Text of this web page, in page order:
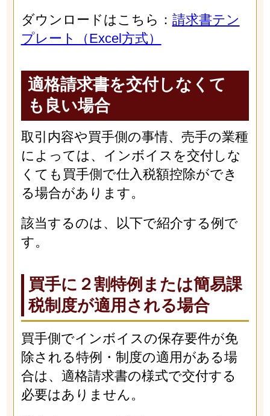
ダウンロードはこちら： 請求書テン
プレート（Excel方式）
適格請求書を交付しなくて
も良い場合
取引内容や買手側の事情、売手の業種
によっては、インボイスを交付しな
くても買手側で仕入税額控除ができ
る場合があります。
該当するのは、以下で紹介する例で
す。
買手に２割特例または簡易課
税制度が適用される場合
買手側でインボイスの保存要件が免
除される特例・制度の適用がある場
合は、適格請求書の様式で交付する
必要はありません。